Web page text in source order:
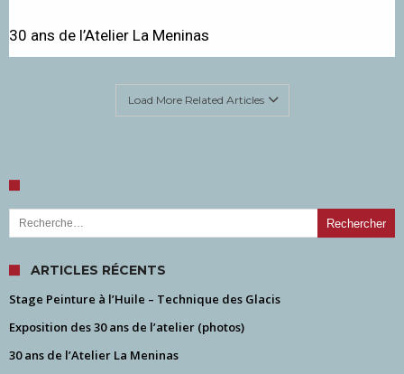
30 ans de l’Atelier La Meninas
Load More Related Articles
Rechercher :
ARTICLES RÉCENTS
Stage Peinture à l’Huile – Technique des Glacis
Exposition des 30 ans de l’atelier (photos)
30 ans de l’Atelier La Meninas